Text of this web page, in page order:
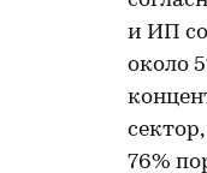
и ИП
около
76%